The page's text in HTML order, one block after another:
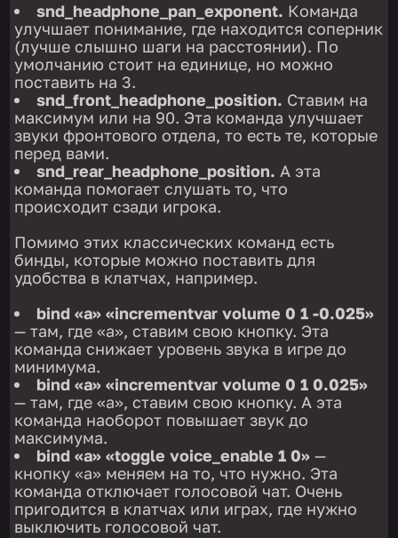
snd_headphone_pan_exponent. Команда
улучшает понимание, где находится соперник
(лучше слышно шаги на расстоянии). По
умолчанию стоит на единице, но можно
поставить на 3.
snd_front_headphone_position. Ставим на
максимум или на 90. Эта команда улучшает
звуки фронтового отдела, то есть те, которые
перед вами.
snd_rear_headphone_position. А эта
команда помогает слушать то, что
происходит сзади игрока.
Помимо этих классических команд есть
бинды, которые можно поставить для
удобства в клатчах, например.
bind «a» «incrementvar volume 0 1 -0.025»
— там, где «а», ставим свою кнопку. Эта
команда снижает уровень звука в игре до
минимума.
bind «а» «incrementvar volume 0 1 0.025»
— там, где «а», ставим свою кнопку. А эта
команда наоборот повышает звук до
максимума.
bind «а» «toggle voice_enable 1 0» —
кнопку «а» меняем на то, что нужно. Эта
команда отключает голосовой чат. Очень
пригодится в клатчах или играх, где нужно
выключить голосовой чат.